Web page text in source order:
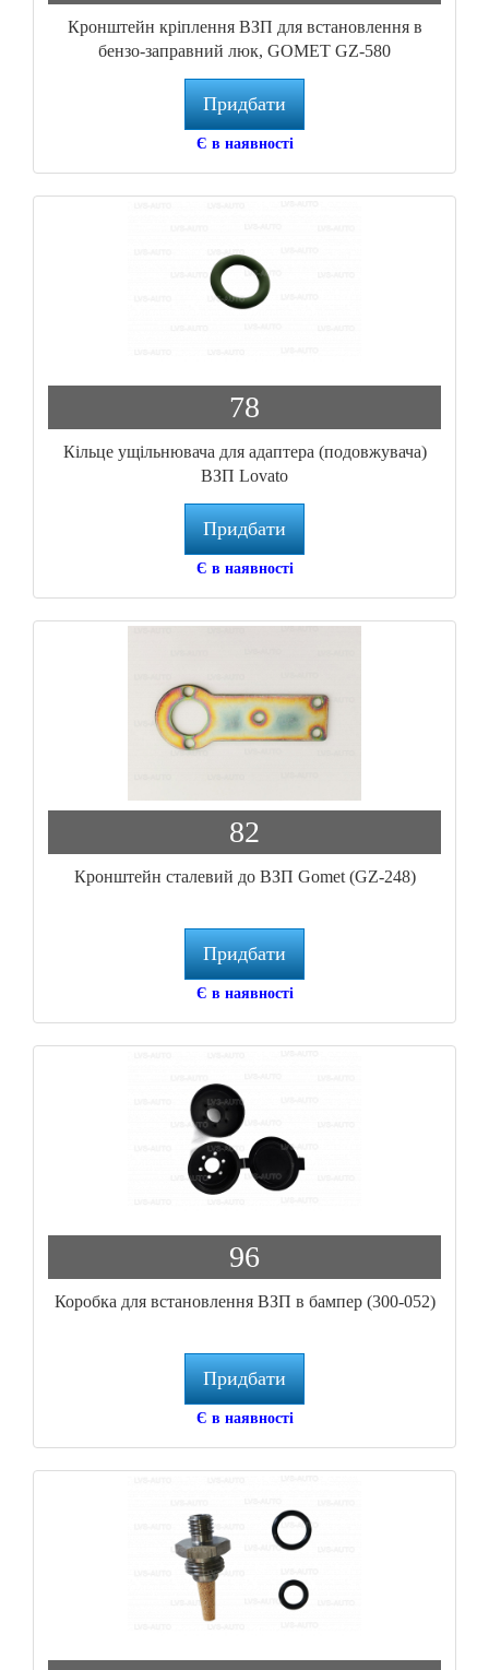
Кронштейн кріплення ВЗП для встановлення в
бензо-заправний люк, GOMET GZ-580
Придбати
Є в наявності
78
Кільце ущільнювача для адаптера (подовжувача)
ВЗП Lovato
Придбати
Є в наявності
82
Кронштейн сталевий до ВЗП Gomet (GZ-248)
Придбати
Є в наявності
96
Коробка для встановлення ВЗП в бампер (300-052)
Придбати
Є в наявності